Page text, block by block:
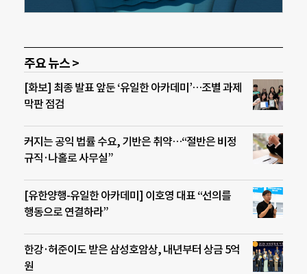
주요 뉴스 >
[화보] 최종 발표 앞둔 ‘유일한 아카데미’…조별 과제
막판 점검
커지는 공익 법률 수요, 기반은 취약…“절반은 비정
규직·나홀로 사무실”
[유한양행-유일한 아카데미] 이호영 대표 “선의를
행동으로 연결하라”
한강·허준이도 받은 삼성호암상, 내년부터 상금 5억
원